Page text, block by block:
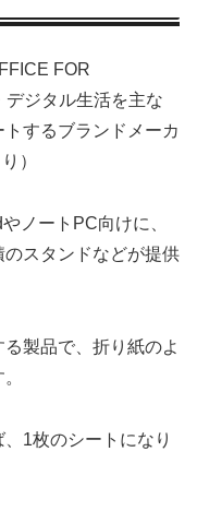
FOR
ジタル生活を主な
するブランドメーカ
）
ノートPC向けに、
スタンドなどが提供
製品で、折り紙のよ
1枚のシートになり